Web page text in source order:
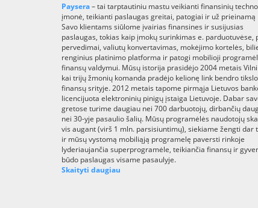
Paysera– tai tarptautiniu mastu veikianti finansinių
įmonė, teikianti paslaugas greitai, patogiai ir už prieinamą
Savo klientams siūlome įvairias finansines ir susijusias
paslaugas, tokias kaip įmokų surinkimas e. parduotuvėse,
pervedimai, valiutų konvertavimas, mokėjimo kortelės,
renginius platinimo platforma ir patogi mobilioji
finansų valdymui. Mūsų istorija prasidėjo 2004 metais
kai trijų žmonių komanda pradėjo kelionę link bendro tikslo
finansų srityje. 2012 metais tapome pirmąja Lietuvos
licencijuota elektroninių pinigų įstaiga Lietuvoje. Dabar
gretose turime daugiau nei 700 darbuotojų, dirbančių
nei 30-yje pasaulio šalių. Mūsų programėlės naudotojų
vis augant (virš 1 mln. parsisiuntimų), siekiame žengti dar
ir mūsų vystomą mobiliąją programelę paversti rinkoje
lyderiaujančia superprogramėle, teikiančia finansų ir
būdo paslaugas visame pasaulyje.
Skaityti daugiau